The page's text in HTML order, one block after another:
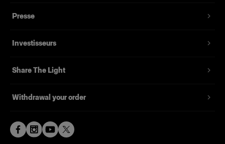
Presse
Investisseurs
Share The Light
Withdrawal your order